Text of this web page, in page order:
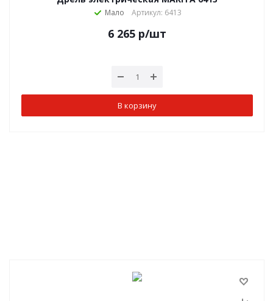
Мало Артикул: 6413
6 265 р/шт
В корзину